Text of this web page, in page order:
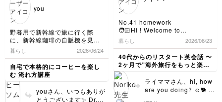
was really
disappointing (for me).
つまり、ガッカリした人
が主語なら
disappointed, ガッカリ
させたものが主語なら
とです。 See you
tomorrow (hopefully)!
いちばんはアメフト🏈で
道しているほどではない
と思います。 アルゼン
チン🇦🇷もサッカー王国
ですね。メッシかな？ベ
テランでもあの活躍ぶり
で驚かされます。それに
スやゴルフ同様、紳士の
スポーツとしてイギリス
歩きができています(^^) 人生に
必要な学びをありがとうござい
ました！
店舗では、賞味期限
りました！店舗によって
異なりそうですね！
100gあたり321円程度
だったと思いますのでコ
スパは良いですよね☕✨
ぜひ、飲んだ感想を知り
たいです！引き続きよろ
しくお願いします😊✨
you
野暮用で新幹線で旅に行く際
に、新幹線珈琲の自販機を見つ
けたので撮影致しました☕✨
時間がなくて購入できなかった
です😭次回は購入したいと思い
ます👍✨
【HOT】
★Dr.イエローブレンド/酸味強
めのソフトコクは真ん中
暮らし 2026/06/24
自宅で本格的にコーヒーを楽し
む 淹れ方講座
youさん、いつもありが
とうございます✨ Dr.イ
No.41 homework
🧑🏻Hi ! Welcome to
Hamamatsu castle !
Shall I take a picture for you?
👩🏻‍🦰Oh! Thank you so
much.
🧑🏻My pleasure. Are you
ready ? Say cheese!📸
👩🏻‍🦰Thank you.This castle
is very small. Who lived in
暮らし 2026/06/23
40代からのリスタート英会話 〜
2ヶ月で”海外旅行をもっと楽し
める私"になる〜
ライママさん、hi, how
are you doing? ☺️🐕 英